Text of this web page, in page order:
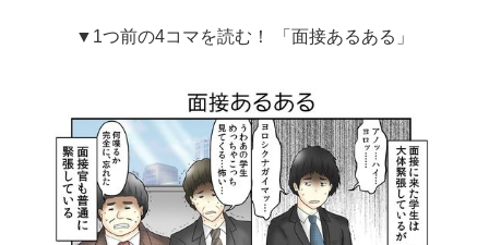
▼1つ前の4コマを読む！ 「面接あるある」